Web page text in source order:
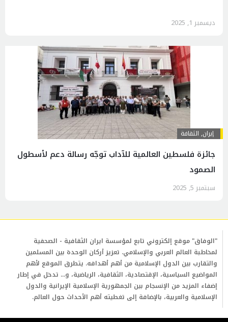
ديسمبر 1, 2025
إيران, الثقافة
جائزة فلسطين العالمية للآداب توجّه رسالة دعم لأسطول
الصمود
سبتمبر 5, 2025
"الوفاق" موقع إلكتروني تابع لمؤسسة ايران الثقافية - الصحفية
لمخاطبة العالم العربي والإسلامي. تعزيز أركان الوحدة بين المسلمين
والتقارب بين الدول الإسلامية من أهم أهدافه. يتطرق الموقع لأهم
المواضيع السياسية، الإقتصادية، الثقافية، الرياضية، و... تدخل في إطار
إضفاء المزيد من الإنسجام بين الجمهورية الإسلامية الإيرانية والدول
الإسلامية والعربية، بالإضافة إلى تغطيته أهم الأحداث حول العالم.